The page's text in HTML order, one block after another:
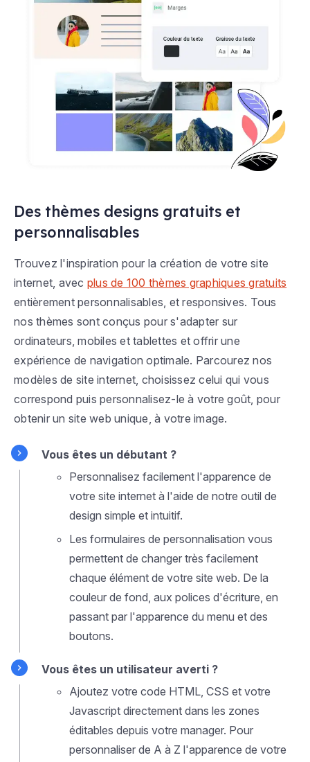
Des thèmes designs gratuits et
personnalisables
Trouvez l'inspiration pour la création de votre site
internet, avec plus de 100 thèmes graphiques gratuits
entièrement personnalisables, et responsives. Tous
nos thèmes sont conçus pour s'adapter sur
ordinateurs, mobiles et tablettes et offrir une
expérience de navigation optimale. Parcourez nos
modèles de site internet, choisissez celui qui vous
correspond puis personnalisez-le à votre goût, pour
obtenir un site web unique, à votre image.
Vous êtes un débutant ?
Personnalisez facilement l'apparence de
votre site internet à l'aide de notre outil de
design simple et intuitif.
Les formulaires de personnalisation vous
permettent de changer très facilement
chaque élément de votre site web. De la
couleur de fond, aux polices d'écriture, en
passant par l'apparence du menu et des
boutons.
Vous êtes un utilisateur averti ?
Ajoutez votre code HTML, CSS et votre
Javascript directement dans les zones
éditables depuis votre manager. Pour
personnaliser de A à Z l'apparence de votre